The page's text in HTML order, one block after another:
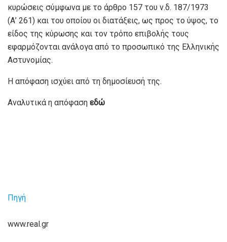
κυρώσεις σύμφωνα με το άρθρο 157 του ν.δ. 187/1973
(Α’ 261) και του οποίου οι διατάξεις, ως προς το ύψος, το
είδος της κύρωσης και τον τρόπο επιβολής τους
εφαρμόζονται ανάλογα από το προσωπικό της Ελληνικής
Αστυνομίας.
Η απόφαση ισχύει από τη δημοσίευσή της.
Αναλυτικά η απόφαση εδώ
Πηγή
www.real.gr